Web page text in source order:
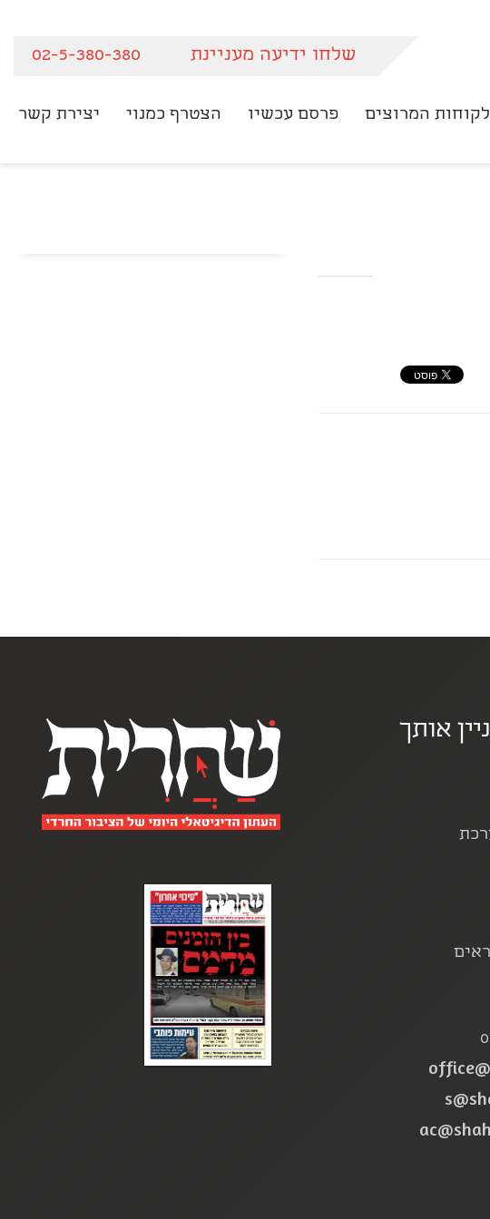
שלחו ידיעה מעניינת 02-5-380-380
המרוצים פרסם עכשיו הצטרף כמנוי יצירת קשר
אותך